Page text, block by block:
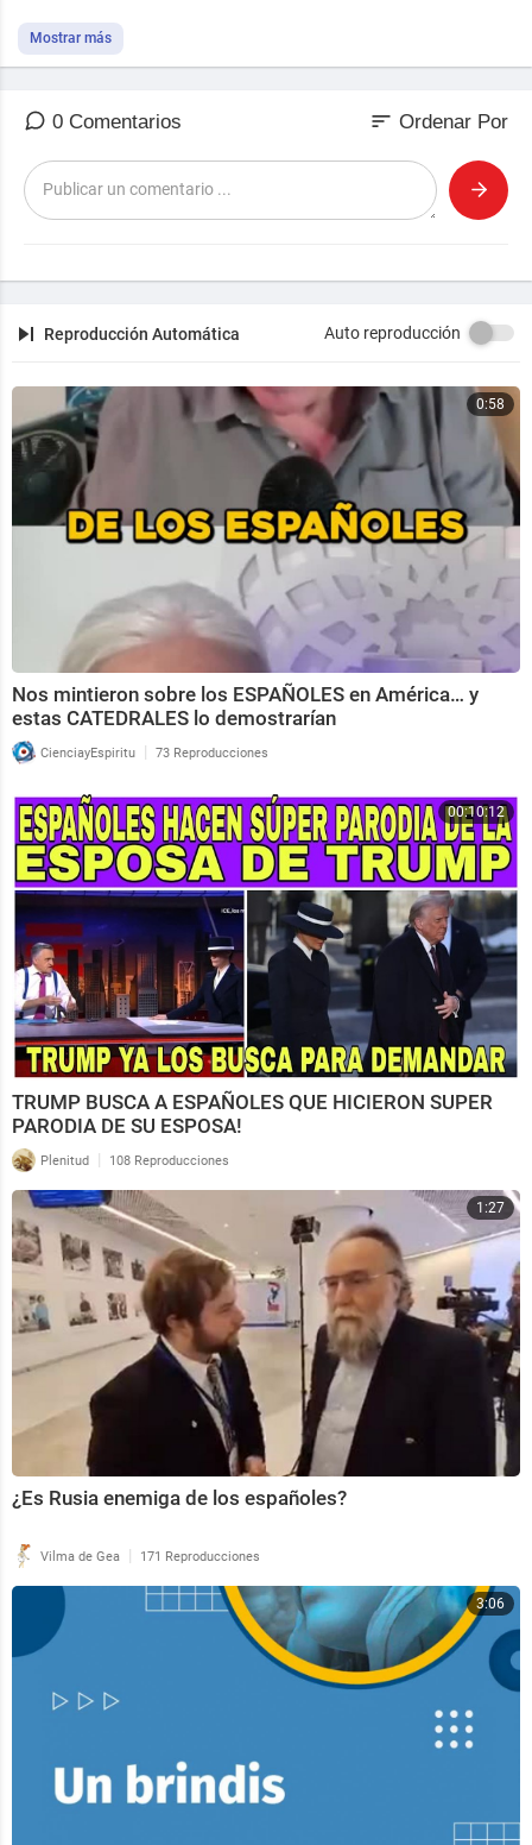
Mostrar más
0 Comentarios sort Ordenar Por
Reproducción Automática Auto reproducción
0:58
Nos mintieron sobre los ESPAÑOLES en América… y
estas CATEDRALES lo demostrarían
CienciayEspiritu | 73 Reproducciones
00:10:12
TRUMP BUSCA A ESPAÑOLES QUE HICIERON SUPER
PARODIA DE SU ESPOSA!
Plenitud | 108 Reproducciones
1:27
¿Es Rusia enemiga de los españoles?
Vilma de Gea | 171 Reproducciones
3:06